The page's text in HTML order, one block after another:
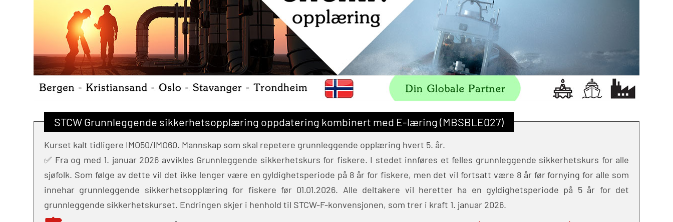
STCW Grunnleggende sikkerhetsopplæring oppdatering kombinert med E-læring (MBSBLE027)
Kurset kalt tidligere IMO50/IMO60. Mannskap som skal repetere grunnleggende opplæring hvert 5. år.
✅ Fra og med 1. januar 2026 avvikles Grunnleggende sikkerhetskurs for fiskere. I stedet innføres et felles grunnleggende sikkerhetskurs for alle
sjøfolk. Som følge av dette vil det ikke lenger være en gyldighetsperiode på 8 år for fiskere, men det vil fortsatt være 8 år før fornying for alle som
innehar grunnleggende sikkerhetsopplæring for fiskere før 01.01.2026. Alle deltakere vil heretter ha en gyldighetsperiode på 5 år for det
grunnleggende sikkerhetskurset. Endringen skjer i henhold til STCW-F-konvensjonen, som trer i kraft 1. januar 2026.